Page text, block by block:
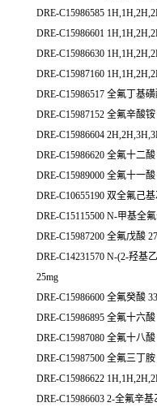
DRE-C15986585
DRE-C15986601
DRE-C15986630
DRE-C15987160
DRE-C15986517 全氟丁基
DRE-C15987152 全氟辛酸铵
DRE-C15986604
DRE-C15986620 全氟十二酸
DRE-C15989000 全氟十一酸
DRE-C10655190 双全氟己
DRE-C15115500 N-甲基全
DRE-C15987200 全氟戊酸
DRE-C14231570 N-(2-羟基
25mg
DRE-C15986600 全氟癸酸
DRE-C15986895 全氟十六酸
DRE-C15987080 全氟十八酸
DRE-C15987500 全氟三丁胺
DRE-C15986622
DRE-C15986603 2-全氟辛